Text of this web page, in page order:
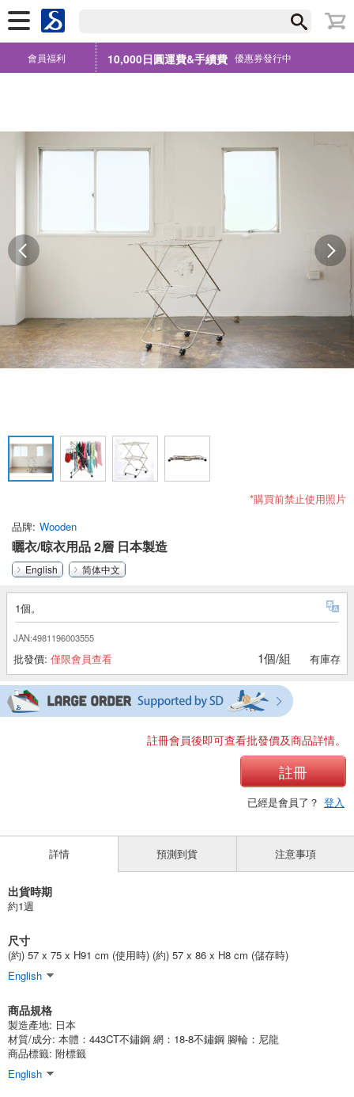
會員福利 10,000日圓運費&手續費 優惠券發行中
*購買前禁止使用照片
品牌 Wooden
曬衣/晾衣用品 2層 日本製造
English 简体中文
1個。
JAN:4981196003555
批發價: 僅限會員查看 1個/組 有庫存
註冊會員後即可查看批發價及商品詳情。
註冊
已經是會員了？ 登入
詳情
出貨時期
約1週
尺寸
(約) 57 x 75 x H91 cm (使用時) (約) 57 x 86 x H8 cm (儲存時)
English
商品規格
製造產地: 日本
材質/成分: 本體：443CT不鏽鋼 網：18-8不鏽鋼 腳輪：尼龍
商品標籤: 附標籤
English
預測到貨 注意事項